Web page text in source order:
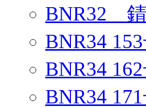
BNR32
BNR34
BNR34
BNR34